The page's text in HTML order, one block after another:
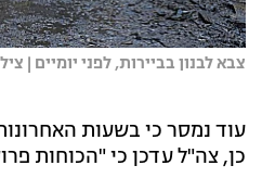
צבא לבנון בביירות, לפני יומיים |
עוד נמסר כי בשעות
כן, צה"ל עדכן כי "הכוחות